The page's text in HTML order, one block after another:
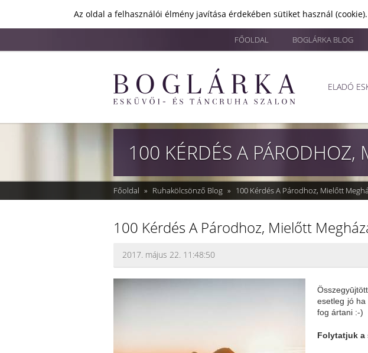
Az oldal a felhasználói élmény javítása érdekében sütiket használ
BOGLÁRKA BLOG
FŐOLDAL
ELADÓ
100 KÉRDÉS A PÁRODHOZ,
Főoldal » Ruhakölcsönző Blog » 100 Kérdés A Párodhoz, Mielőtt
100 Kérdés A Párodhoz, Mielőtt
2017. május 22. 11:48:50
esetleg jó
fog ártani :-)
Folytatjuk a